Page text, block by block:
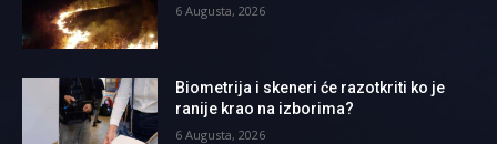
6 Augusta, 2026
Biometrija i skeneri će razotkriti ko je
ranije krao na izborima?
6 Augusta, 2026